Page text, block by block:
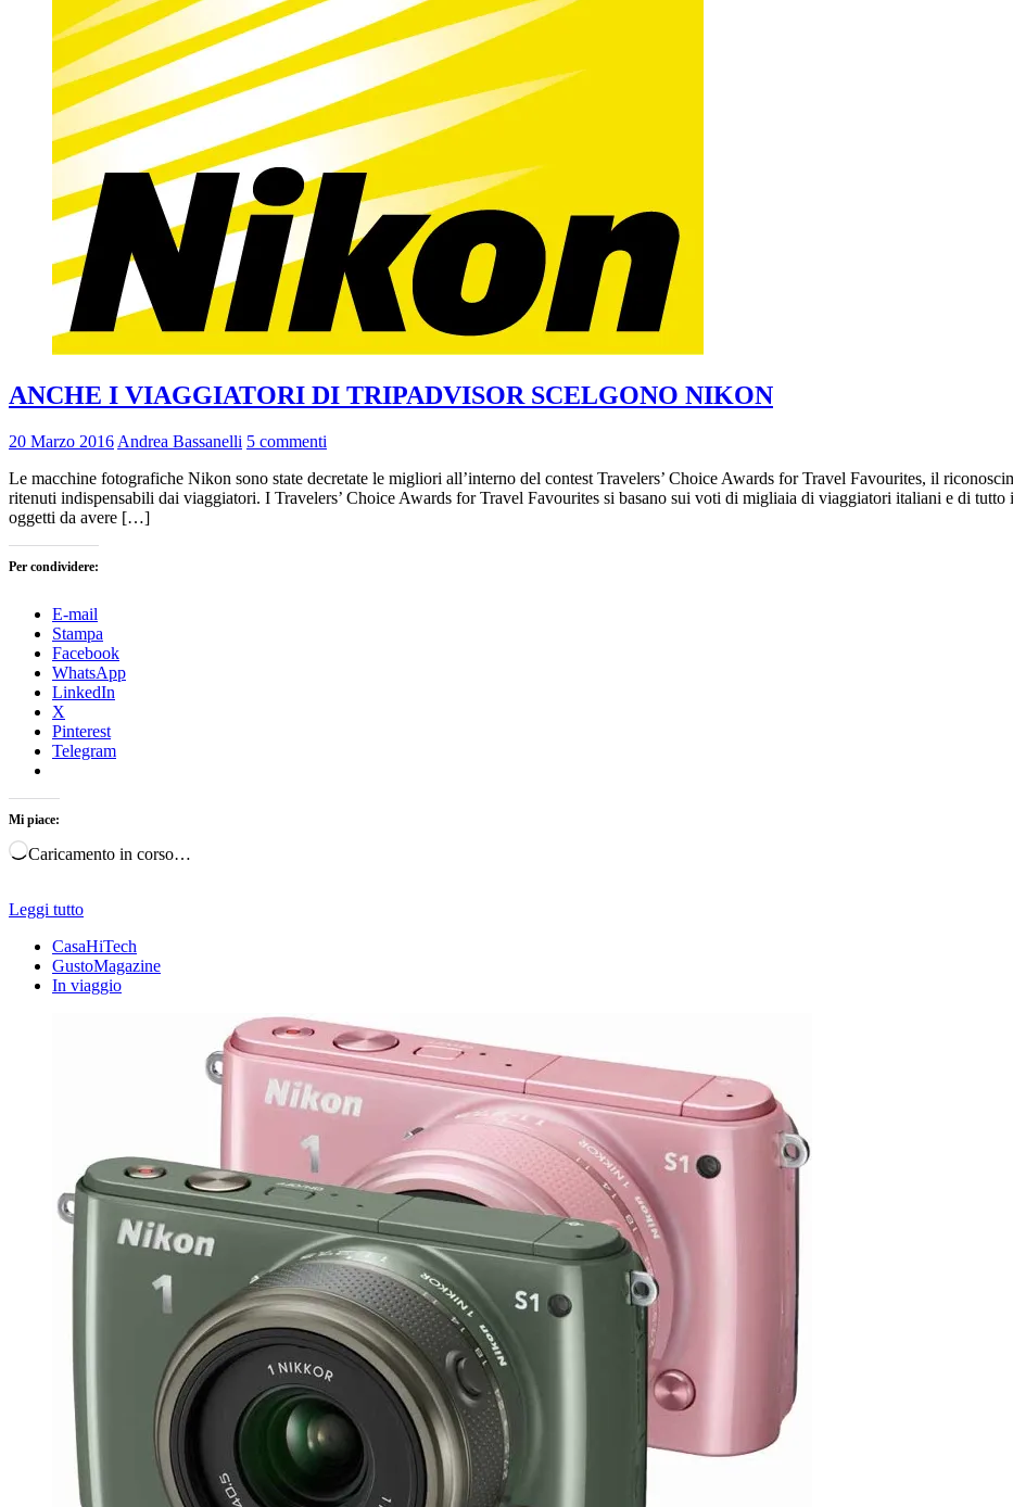
ANCHE I VIAGGIATORI DI TRIPADVISOR SCELGONO NIKON
20 Marzo 2016 Andrea Bassanelli 5 commenti
Le macchine fotografiche Nikon sono state decretate le migliori all’interno del contest Travelers’ Choice Awards for Travel Favourites, il
ritenuti indispensabili dai viaggiatori. I Travelers’ Choice Awards for Travel Favourites si basano sui voti di migliaia di viaggiatori italiani e di
oggetti da avere […]
Per condividere:
E-mail
Stampa
Facebook
WhatsApp
LinkedIn
X
Pinterest
Telegram
Mi piace:
Caricamento in corso…
Leggi tutto
CasaHiTech
GustoMagazine
In viaggio